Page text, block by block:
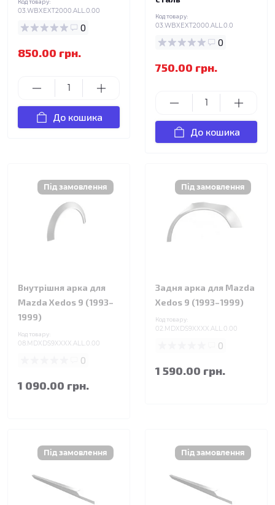
03.WBXEXT2000.ALL.0.00
0
850.00 грн.
До кошика
Код товару:
03.WBXEXT2000.ALL.0.0
0
750.00 грн.
До кошика
Внутрішня арка для
Mazda Xedos 9 (1993–
1999)
Код товару:
08.MDXDS9XXXX.ALL.0.00
0
1 090.00 грн.
Задня арка для Mazda
Xedos 9 (1993–1999)
Код товару:
02.MDXDS9XXXX.ALL.0.00
0
1 590.00 грн.